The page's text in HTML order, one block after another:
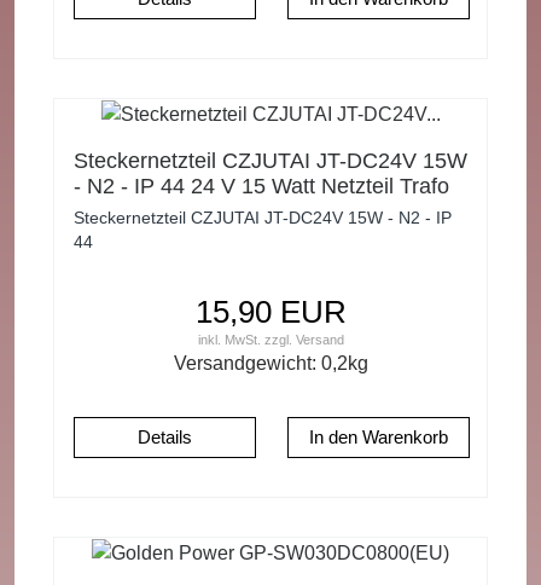
Steckernetzteil CZJUTAI JT-DC24V 15W
- N2 - IP 44 24 V 15 Watt Netzteil Trafo
Transformator mit Dimmer
Steckernetzteil CZJUTAI JT-DC24V 15W - N2 - IP
44
15,90 EUR
inkl. MwSt. zzgl. Versand
Versandgewicht: 0,2kg
Details